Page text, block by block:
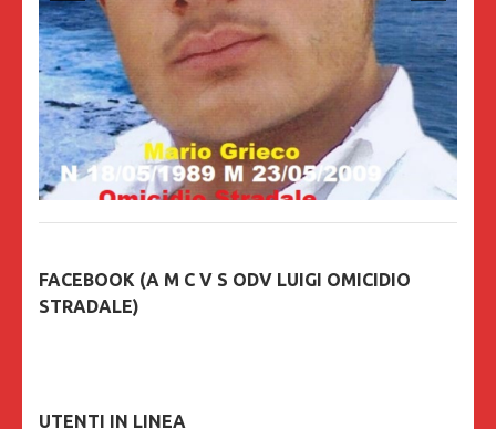
FACEBOOK (A M C V S ODV LUIGI OMICIDIO
STRADALE)
UTENTI IN LINEA